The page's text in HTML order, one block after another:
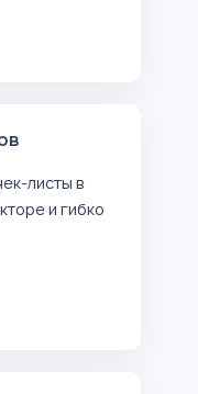
листы в
и гибко